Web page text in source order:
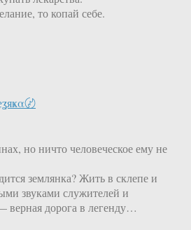
то копай себе.
〄
но ничто человеческое ему не
землянка? Жить в склепе и
звуками служителей и
верная дорога в легенду…